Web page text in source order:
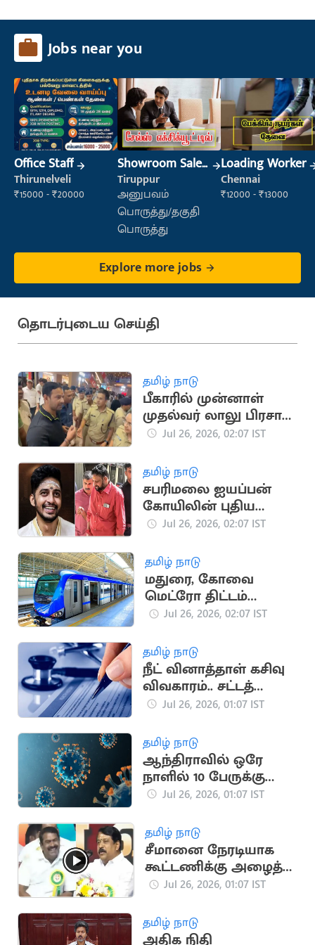
Jobs near you
Office Staff
Thirunelveli
₹15000 - ₹20000
Showroom Sales
Executive (Retail
Sales)
Tiruppur
அனுபவம்
பொருத்து/தகுதி
பொருத்து
Loading Worker
Chennai
₹12000 - ₹13000
Explore more jobs
தொடர்புடைய செய்தி
தமிழ் நாடு
பீகாரில் முன்னாள்
முதல்வர் லாலு பிரசாத்
யாதவின் மகன் கைது
Jul 26, 2026, 02:07 IST
தமிழ் நாடு
சபரிமலை ஐயப்பன்
கோயிலின் புதிய
தலைமை அர்ச்சகராக
நியமனம்
Jul 26, 2026, 02:07 IST
தமிழ் நாடு
மதுரை, கோவை
மெட்ரோ திட்டம்
மீண்டும் நிராகரிப்பு
Jul 26, 2026, 02:07 IST
தமிழ் நாடு
நீட் வினாத்தாள் கசிவு
விவகாரம்.. சட்டத்
திருத்த மசோதா
Jul 26, 2026, 01:07 IST
தமிழ் நாடு
ஆந்திராவில் ஒரே
நாளில் 10 பேருக்கு
கொரோனா தொற்று
Jul 26, 2026, 01:07 IST
தமிழ் நாடு
சீமானை நேரடியாக
கூட்டணிக்கு அழைத்த
நயினார் நாகேந்திரன்
Jul 26, 2026, 01:07 IST
தமிழ் நாடு